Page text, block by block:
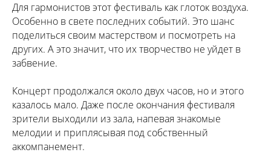
Для гармонистов этот фестиваль как глоток воздуха.
Особенно в свете последних событий. Это шанс
поделиться своим мастерством и посмотреть на
других. А это значит, что их творчество не уйдет в
забвение.
Концерт продолжался около двух часов, но и этого
казалось мало. Даже после окончания фестиваля
зрители выходили из зала, напевая знакомые
мелодии и приплясывая под собственный
аккомпанемент.